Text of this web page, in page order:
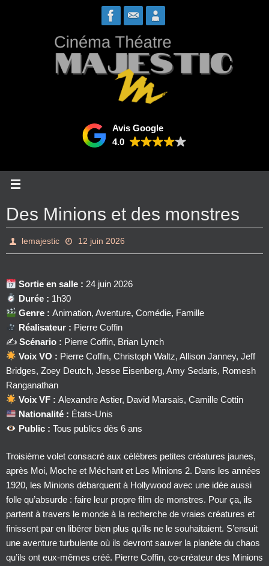
Avis Google
4.0
Des Minions et des monstres
lemajestic 12 juin 2026
Sortie en salle : 24 juin 2026
Durée : 1h30
Genre :Animation, Aventure, Comédie, Famille
Réalisateur : Pierre Coffin
✍️ Scénario : Pierre Coffin, Brian Lynch
Voix VO : Pierre Coffin, Christoph Waltz, Allison Janney, Jeff
Bridges, Zoey Deutch, Jesse Eisenberg, Amy Sedaris, Romesh
Ranganathan
Voix VF :Alexandre Astier, David Marsais, Camille Cottin
Nationalité : États-Unis
Public :Tous publics dès 6 ans
Troisième volet consacré aux célèbres petites créatures jaunes,
après Moi, Moche et Méchant et Les Minions 2. Dans les années
1920, les Minions débarquent à Hollywood avec une idée aussi
folle qu’absurde : faire leur propre film de monstres. Pour ça, ils
partent à travers le monde à la recherche de vraies créatures et
finissent par en libérer bien plus qu’ils ne le souhaitaient. S’ensuit
une aventure turbulente où ils devront sauver la planète du chaos
qu’ils ont eux-mêmes créé. Pierre Coffin, co-créateur des Minions